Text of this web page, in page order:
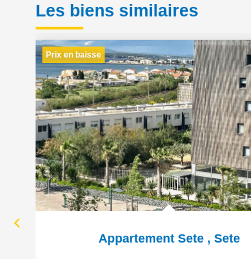
Les biens similaires
Prix en baisse
Appartement Sete , Sete